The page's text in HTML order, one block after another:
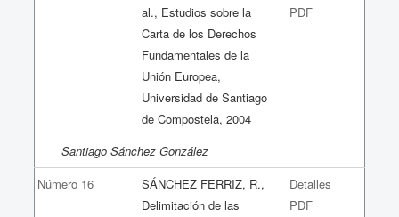
al., Estudios sobre la
Carta de los Derechos
Fundamentales de la
Unión Europea,
Universidad de Santiago
de Compostela, 2004
PDF
Santiago Sánchez González
Número 16
SÁNCHEZ FERRIZ, R.,
Delimitación de las
Detalles
PDF